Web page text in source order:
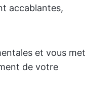
accablantes,
et vous met
de votre